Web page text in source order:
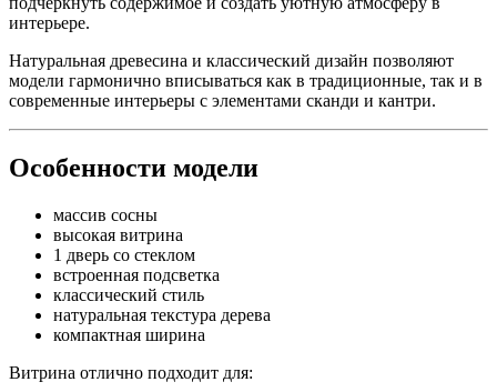
интерьере.
Натуральная древесина и классический дизайн позволяют
модели гармонично вписываться как в традиционные, так и в
современные интерьеры с элементами сканди и кантри.
Особенности модели
массив сосны
высокая витрина
1 дверь со стеклом
встроенная подсветка
классический стиль
натуральная текстура дерева
компактная ширина
Витрина отлично подходит для: